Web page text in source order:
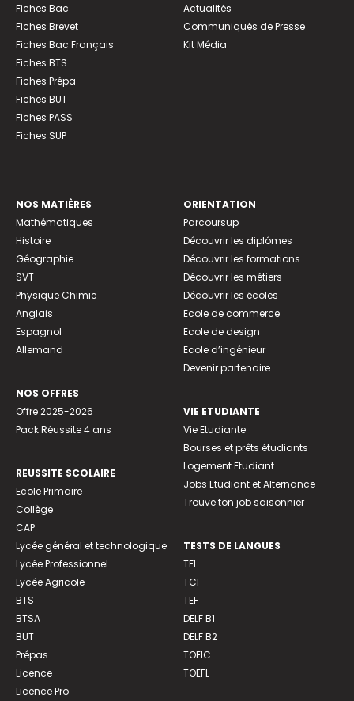
Fiches Bac
Fiches Brevet
Fiches Bac Français
Fiches BTS
Fiches Prépa
Fiches BUT
Fiches PASS
Fiches SUP
Actualités
Communiqués de Presse
Kit Média
NOS MATIÈRES
Mathématiques
Histoire
Géographie
SVT
Physique Chimie
Anglais
Espagnol
Allemand
NOS OFFRES
Offre 2025-2026
Pack Réussite 4 ans
REUSSITE SCOLAIRE
Ecole Primaire
Collège
CAP
Lycée général et technologique
Lycée Professionnel
Lycée Agricole
BTS
BTSA
BUT
Prépas
Licence
Licence Pro
ORIENTATION
Parcoursup
Découvrir les diplômes
Découvrir les formations
Découvrir les métiers
Découvrir les écoles
Ecole de commerce
Ecole de design
Ecole d’ingénieur
Devenir partenaire
VIE ETUDIANTE
Vie Etudiante
Bourses et prêts étudiants
Logement Etudiant
Jobs Etudiant et Alternance
Trouve ton job saisonnier
TESTS DE LANGUES
TFI
TCF
TEF
DELF B1
DELF B2
TOEIC
TOEFL